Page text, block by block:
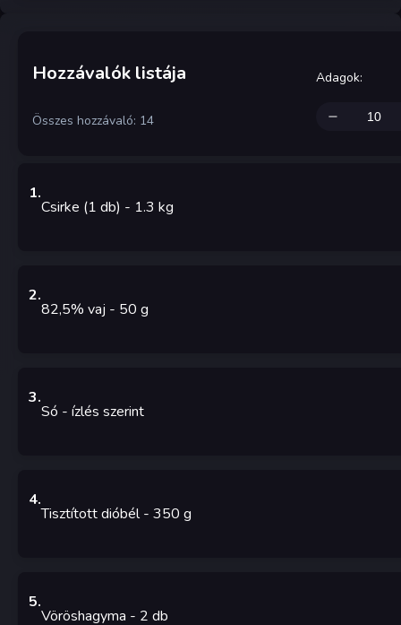
Hozzávalók listája
Összes hozzávaló: 14
Adagok:
1.
Csirke (1 db) - 1.3 kg
2.
82,5% vaj - 50 g
3.
Só - ízlés szerint
4.
Tisztított dióbél- 350 g
5.
Vöröshagyma - 2 db